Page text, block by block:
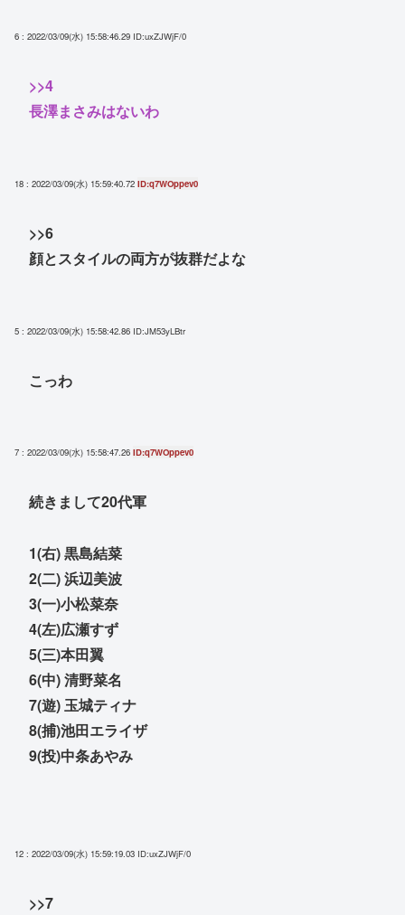
6 : 2022/03/09(水) 15:58:46.29 ID:uxZJWjF/0
>>4
長澤まさみはないわ
18 : 2022/03/09(水) 15:59:40.72 ID:q7WOppev0
>>6
顔とスタイルの両方が抜群だよな
5 : 2022/03/09(水) 15:58:42.86 ID:JM53yLBtr
こっわ
7 : 2022/03/09(水) 15:58:47.26 ID:q7WOppev0
続きまして20代軍
1(右) 黒島結菜
2(二) 浜辺美波
3(一)小松菜奈
4(左)広瀬すず
5(三)本田翼
6(中) 清野菜名
7(遊) 玉城ティナ
8(捕)池田エライザ
9(投)中条あやみ
12 : 2022/03/09(水) 15:59:19.03 ID:uxZJWjF/0
>>7